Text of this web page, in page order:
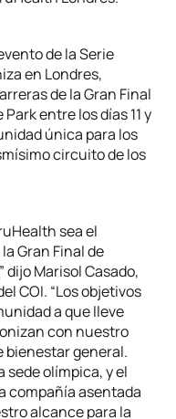
de la Serie
en Londres,
de la Gran Final
entre los días 11 y
única para los
circuito de los
sea el
Gran Final de
Marisol Casado,
COI. “Los objetivos
a que lleve
con nuestro
bienestar general.
sede olímpica, y el
compañía asentada
alcance para la